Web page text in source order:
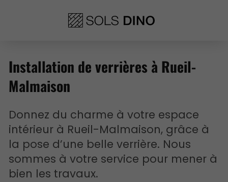
Installation de verrières à Rueil-
Malmaison
Donnez du charme à votre espace
intérieur à Rueil-Malmaison, grâce à
la pose d’une belle verrière. Nous
sommes à votre service pour mener à
bien les travaux.